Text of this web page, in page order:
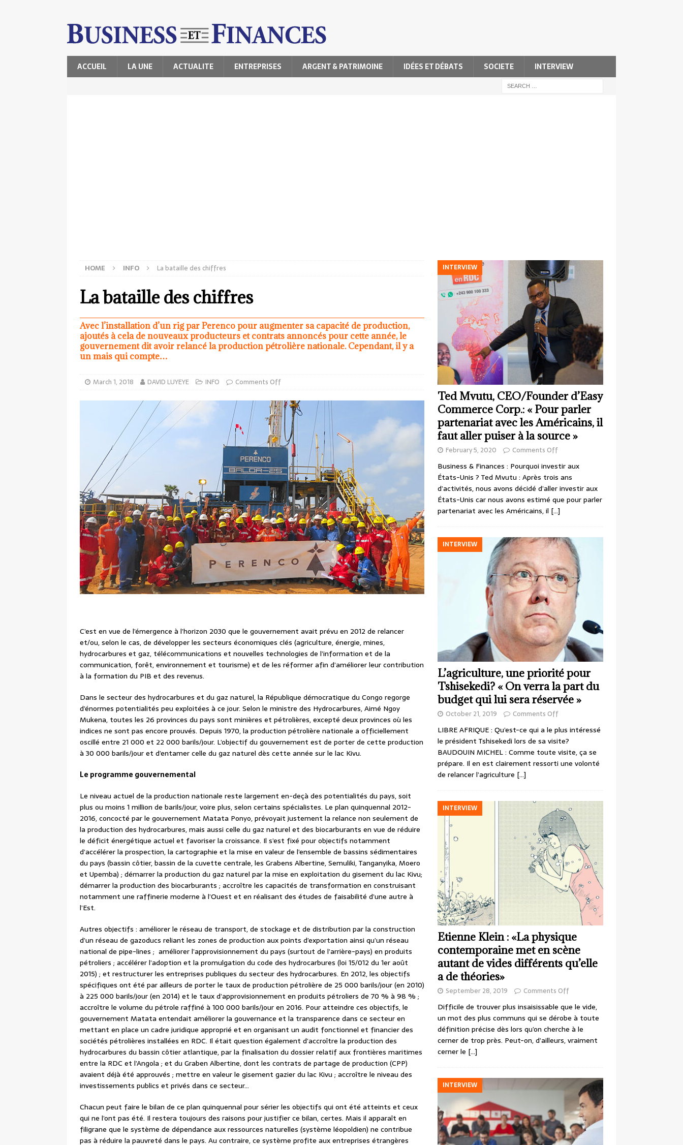
ACCUEIL LA UNE ACTUALITE ENTREPRISES ARGENT & PATRIMOINE IDÉES ET DÉBATS SOCIETE INTERVIEW
HOME INFO La bataille des chiffres
La bataille des chiffres
Avec l’installation d’un rig par Perenco pour augmenter sa capacité de production,
ajoutés à cela de nouveaux producteurs et contrats annoncés pour cette année, le
gouvernement dit avoir relancé la production pétrolière nationale. Cependant, il y a
un mais qui compte…
March 1, 2018 DAVID LUYEYE INFO Comments Off
C’est en vue de l’émergence à l’horizon 2030 que le gouvernement avait prévu en 2012 de relancer
et/ou, selon le cas, de développer les secteurs économiques clés (agriculture, énergie, mines,
hydrocarbures et gaz, télécommunications et nouvelles technologies de l’information et de la
communication, forêt, environnement et tourisme) et de les réformer afin d’améliorer leur contribution
à la formation du PIB et des revenus.
Dans le secteur des hydrocarbures et du gaz naturel, la République démocratique du Congo regorge
d’énormes potentialités peu exploitées à ce jour. Selon le ministre des Hydrocarbures, Aimé Ngoy
Mukena, toutes les 26 provinces du pays sont minières et pétrolières, excepté deux provinces où les
indices ne sont pas encore prouvés. Depuis 1970, la production pétrolière nationale a officiellement
oscillé entre 21 000 et 22 000 barils/jour. L’objectif du gouvernement est de porter de cette production
à 30 000 barils/jour et d’entamer celle du gaz naturel dès cette année sur le lac Kivu.
Le programme gouvernemental
Le niveau actuel de la production nationale reste largement en-deçà des potentialités du pays, soit
plus ou moins 1 million de barils/jour, voire plus, selon certains spécialistes. Le plan quinquennal 2012-
2016, concocté par le gouvernement Matata Ponyo, prévoyait justement la relance non seulement de
la production des hydrocarbures, mais aussi celle du gaz naturel et des biocarburants en vue de réduire
le déficit énergétique actuel et favoriser la croissance. Il s’est fixé pour objectifs notamment
d’accélérer la prospection, la cartographie et la mise en valeur de l’ensemble de bassins sédimentaires
du pays (bassin côtier, bassin de la cuvette centrale, les Grabens Albertine, Semuliki, Tanganyika, Moero
et Upemba) ; démarrer la production du gaz naturel par la mise en exploitation du gisement du lac Kivu;
démarrer la production des biocarburants ; accroître les capacités de transformation en construisant
notamment une raffinerie moderne à l’Ouest et en réalisant des études de faisabilité d’une autre à
l’Est.
Autres objectifs : améliorer le réseau de transport, de stockage et de distribution par la construction
d’un réseau de gazoducs reliant les zones de production aux points d’exportation ainsi qu’un réseau
national de pipe-lines ; améliorer l’approvisionnement du pays (surtout de l’arrière-pays) en produits
pétroliers ; accélérer l’adoption et la promulgation du code des hydrocarbures (loi 15/012 du 1er août
2015) ; et restructurer les entreprises publiques du secteur des hydrocarbures. En 2012, les objectifs
spécifiques ont été par ailleurs de porter le taux de production pétrolière de 25 000 barils/jour (en 2010)
à 225 000 barils/jour (en 2014) et le taux d’approvisionnement en produits pétroliers de 70 % à 98 % ;
accroître le volume du pétrole raffiné à 100 000 barils/jour en 2016. Pour atteindre ces objectifs, le
gouvernement Matata entendait améliorer la gouvernance et la transparence dans ce secteur en
mettant en place un cadre juridique approprié et en organisant un audit fonctionnel et financier des
sociétés pétrolières installées en RDC. Il était question également d’accroître la production des
hydrocarbures du bassin côtier atlantique, par la finalisation du dossier relatif aux frontières maritimes
entre la RDC et l’Angola ; et du Graben Albertine, dont les contrats de partage de production (CPP)
avaient déjà été approuvés ; mettre en valeur le gisement gazier du lac Kivu ; accroître le niveau des
investissements publics et privés dans ce secteur…
Chacun peut faire le bilan de ce plan quinquennal pour sérier les objectifs qui ont été atteints et ceux
qui ne l’ont pas été. Il restera toujours des raisons pour justifier ce bilan, certes. Mais il apparaît en
filigrane que le système de dépendance aux ressources naturelles (système léopoldien) ne contribue
pas à réduire la pauvreté dans le pays. Au contraire, ce système profite aux entreprises étrangères
INTERVIEW
Ted Mvutu, CEO/Founder d’Easy
Commerce Corp.: « Pour parler
partenariat avec les Américains, il
faut aller puiser à la source »
February 5, 2020 Comments Off
Business & Finances : Pourquoi investir aux
États-Unis ? Ted Mvutu : Après trois ans
d’activités, nous avons décidé d’aller investir aux
États-Unis car nous avons estimé que pour parler
partenariat avec les Américains, il […]
INTERVIEW
L’agriculture, une priorité pour
Tshisekedi? « On verra la part du
budget qui lui sera réservée »
October 21, 2019 Comments Off
LIBRE AFRIQUE : Qu’est-ce qui a le plus intéressé
le président Tshisekedi lors de sa visite?
BAUDOUIN MICHEL : Comme toute visite, ça se
prépare. Il en est clairement ressorti une volonté
de relancer l’agriculture […]
INTERVIEW
Etienne Klein : «La physique
contemporaine met en scène
autant de vides différents qu’elle
a de théories»
September 28, 2019 Comments Off
Difficile de trouver plus insaisissable que le vide,
un mot des plus communs qui se dérobe à toute
définition précise dès lors qu’on cherche à le
cerner de trop près. Peut-on, d’ailleurs, vraiment
cerner le […]
INTERVIEW